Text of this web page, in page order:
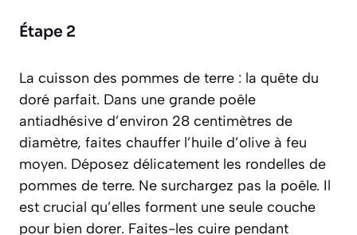
Étape 2
La cuisson des pommes de terre : la quête du
doré parfait. Dans une grande poêle
antiadhésive d’environ 28 centimètres de
diamètre, faites chauffer l’huile d’olive à feu
moyen. Déposez délicatement les rondelles de
pommes de terre. Ne surchargez pas la poêle. Il
est crucial qu’elles forment une seule couche
pour bien dorer. Faites-les cuire pendant